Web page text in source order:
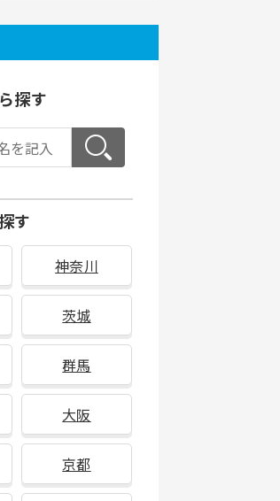
探す
す
神奈川
茨城
群馬
大阪
京都